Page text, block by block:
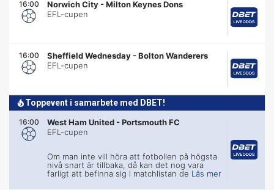
16:00 Norwich City -Milton Keynes Dons
EFL-cupen
16:00 Sheffield Wednesday -Bolton Wanderers
EFL-cupen
Toppevent i samarbete med DBET!
16:00 West Ham United -Portsmouth FC
EFL-cupen
Om man inte vill höra att fotbollen på högsta
nivå snart är tillbaka, då kan det nog vara
farligt att befinna sig i matchlistan de Läs mer